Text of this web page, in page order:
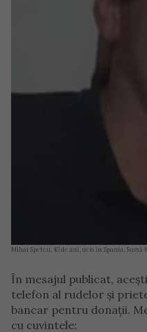
Mihai Spetcu, 43 de ani, ucis în Spania. Sursă
În mesajul publicat,
telefon al rudelor și
bancar pentru donații.
cu cuvintele: